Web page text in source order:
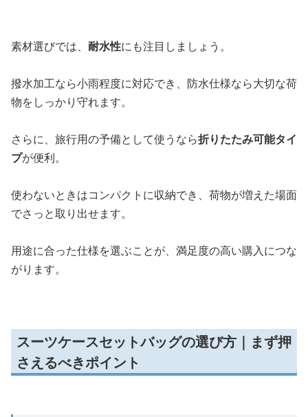
素材選びでは、 耐水性にも注目しましょう。
撥水加工なら小雨程度に対応でき、防水仕様なら大切な荷
物をしっかり守れます。
さらに、旅行用の予備として使うなら折りたたみ可能タイ
プが便利。
使わないときはコンパクトに収納でき、荷物が増えた場面
でさっと取り出せます。
用途に合った仕様を選ぶことが、満足度の高い購入につな
がります。
スーツケースセットバッグの選び方｜まず押
さえるべきポイント